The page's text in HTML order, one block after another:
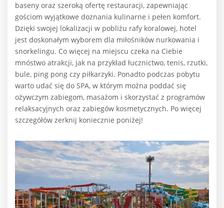
baseny oraz szeroką ofertę restauracji, zapewniając
gościom wyjątkowe doznania kulinarne i pełen komfort.
Dzięki swojej lokalizacji w pobliżu rafy koralowej, hotel
jest doskonałym wyborem dla miłośników nurkowania i
snorkelingu. Co więcej na miejscu czeka na Ciebie
mnóstwo atrakcji, jak na przykład łucznictwo, tenis, rzutki,
bule, ping pong czy piłkarzyki. Ponadto podczas pobytu
warto udać się do SPA, w którym można poddać się
ożywczym zabiegom, masażom i skorzystać z programów
relaksacyjnych oraz zabiegów kosmetycznych. Po więcej
szczegółów zerknij koniecznie poniżej!